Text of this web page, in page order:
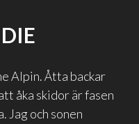
Alpin. Åtta backar
åka skidor är fasen
Jag och sonen